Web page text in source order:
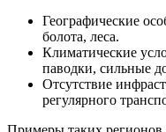
Географические
болота, леса.
Климатические
паводки, сильные
Отсутствие
регулярного